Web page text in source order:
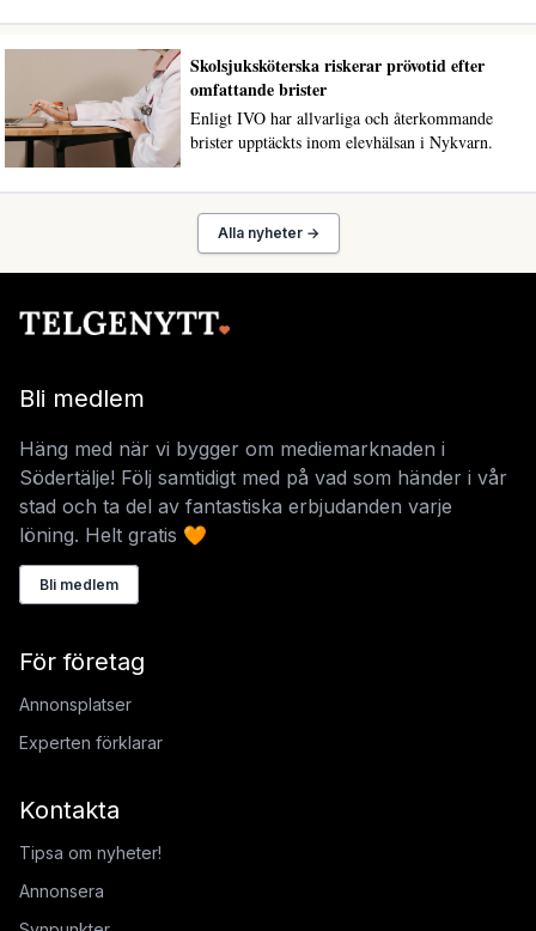
Skolsjuksköterska riskerar prövotid efter
omfattande brister
Enligt IVO har allvarliga och återkommande
brister upptäckts inom elevhälsan i Nykvarn.
Alla nyheter →
Bli medlem
Häng med när vi bygger om mediemarknaden i
Södertälje! Följ samtidigt med på vad som händer i vår
stad och ta del av fantastiska erbjudanden varje
löning. Helt gratis 🧡
Bli medlem
För företag
Annonsplatser
Experten förklarar
Kontakta
Tipsa om nyheter!
Annonsera